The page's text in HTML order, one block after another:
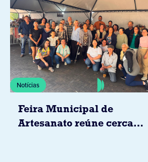
Notícias
Feira Municipal de
Artesanato reúne cerca